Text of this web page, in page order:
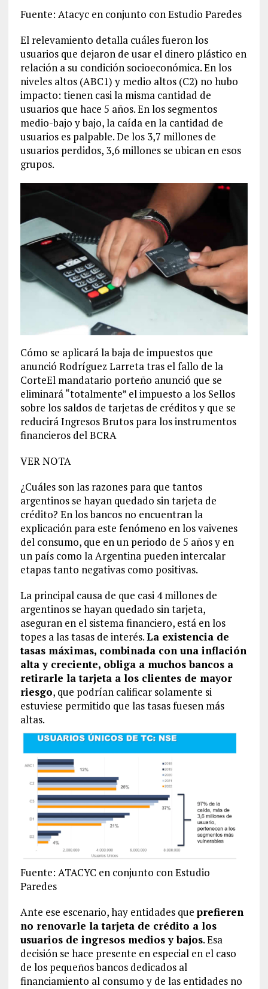
Fuente: Atacyc en conjunto con Estudio Paredes
El relevamiento detalla cuáles fueron los
usuarios que dejaron de usar el dinero plástico en
relación a su condición socioeconómica. En los
niveles altos (ABC1) y medio altos (C2) no hubo
impacto: tienen casi la misma cantidad de
usuarios que hace 5 años. En los segmentos
medio-bajo y bajo, la caída en la cantidad de
usuarios es palpable. De los 3,7 millones de
usuarios perdidos, 3,6 millones se ubican en esos
grupos.
Cómo se aplicará la baja de impuestos que
anunció Rodríguez Larreta tras el fallo de la
CorteEl mandatario porteño anunció que se
eliminará “totalmente” el impuesto a los Sellos
sobre los saldos de tarjetas de créditos y que se
reducirá Ingresos Brutos para los instrumentos
financieros del BCRA
VER NOTA
¿Cuáles son las razones para que tantos
argentinos se hayan quedado sin tarjeta de
crédito? En los bancos no encuentran la
explicación para este fenómeno en los vaivenes
del consumo, que en un periodo de 5 años y en
un país como la Argentina pueden intercalar
etapas tanto negativas como positivas.
La principal causa de que casi 4 millones de
argentinos se hayan quedado sin tarjeta,
aseguran en el sistema financiero, está en los
topes a las tasas de interés.La existencia de
tasas máximas, combinada con una inflación
alta y creciente, obliga a muchos bancos a
retirarle la tarjeta a los clientes de mayor
riesgo, que podrían calificar solamente si
estuviese permitido que las tasas fuesen más
altas.
Fuente: ATACYC en conjunto con Estudio
Paredes
Ante ese escenario, hay entidades que prefieren
no renovarle la tarjeta de crédito a los
usuarios de ingresos medios y bajos. Esa
decisión se hace presente en especial en el caso
de los pequeños bancos dedicados al
financiamiento al consumo y de las entidades no